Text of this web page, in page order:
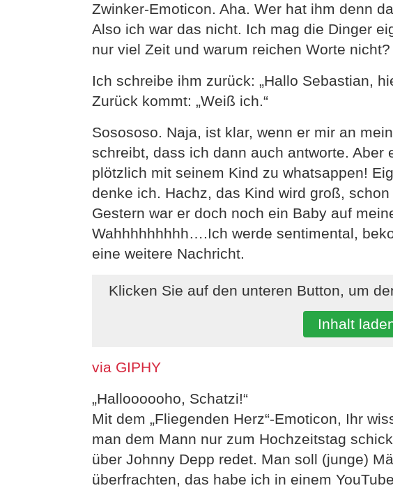
Zwinker-Emoticon. Aha. Wer hat ihm denn
Also ich war das nicht. Ich mag die Dinger
nur viel Zeit und warum reichen Worte nicht?
Ich schreibe ihm zurück: „Hallo Sebastian,
Zurück kommt: „Weiß ich.“
Sosososo. Naja, ist klar, wenn er mir an
schreibt, dass ich dann auch antworte. Aber
plötzlich mit seinem Kind zu whatsappen!
denke ich. Hachz, das Kind wird groß,
Gestern war er doch noch ein Baby auf
Wahhhhhhhhh….Ich werde sentimental,
eine weitere Nachricht.
Klicken Sie auf den unteren Button, um
Inhalt
via GIPHY
„Halloooooho, Schatzi!“
Mit dem „Fliegenden Herz“-Emoticon, Ihr
man dem Mann nur zum Hochzeitstag
über Johnny Depp redet. Man soll (junge)
überfrachten, das habe ich in einem